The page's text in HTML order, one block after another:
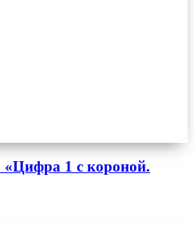
1 с короной.